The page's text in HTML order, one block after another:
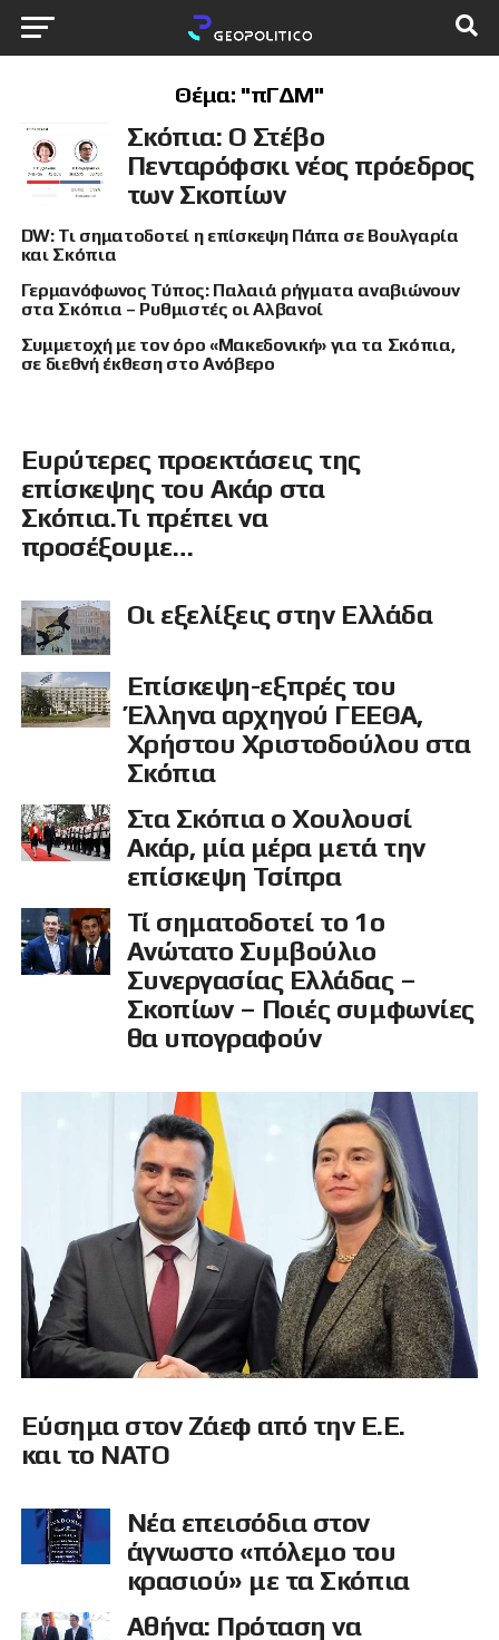
Θέμα: "πΓΔΜ"
Σκόπια: Ο Στέβο
Πενταρόφσκι νέος πρόεδρος
των Σκοπίων
DW: Τι σηματοδοτεί η επίσκεψη Πάπα σε Βουλγαρία
και Σκόπια
Γερμανόφωνος Τύπος: Παλαιά ρήγματα αναβιώνουν
στα Σκόπια – Ρυθμιστές οι Αλβανοί
Συμμετοχή με τον όρο «Μακεδονική» για τα Σκόπια,
σε διεθνή έκθεση στο Ανόβερο
Ευρύτερες προεκτάσεις της
επίσκεψης του Ακάρ στα
Σκόπια.Τι πρέπει να
προσέξουμε…
Οι εξελίξεις στην Ελλάδα
Επίσκεψη-εξπρές του
Έλληνα αρχηγού ΓΕΕΘΑ,
Χρήστου Χριστοδούλου στα
Σκόπια
Στα Σκόπια ο Χουλουσί
Ακάρ, μία μέρα μετά την
επίσκεψη Τσίπρα
Τί σηματοδοτεί το 1ο
Ανώτατο Συμβούλιο
Συνεργασίας Ελλάδας –
Σκοπίων – Ποιές συμφωνίες
θα υπογραφούν
Εύσημα στον Ζάεφ από την Ε.Ε.
και το ΝΑΤΟ
Νέα επεισόδια στον
άγνωστο «πόλεμο του
κρασιού» με τα Σκόπια
Αθήνα: Πρόταση να